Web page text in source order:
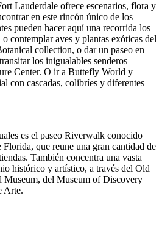
Lauderdale ofrece escenarios, flora y
en este rincón único de los
pueden hacer aquí una recorrida los
contemplar aves y plantas exóticas del
collection, o dar un paseo en
los inigualables senderos
Center. O ir a Buttefly World y
con cascadas, colibríes y diferentes
es el paseo Riverwalk conocido
que reune una gran cantidad de
También concentra una vasta
histórico y artístico, a través del Old
Museum, del Museum of Discovery
Arte.